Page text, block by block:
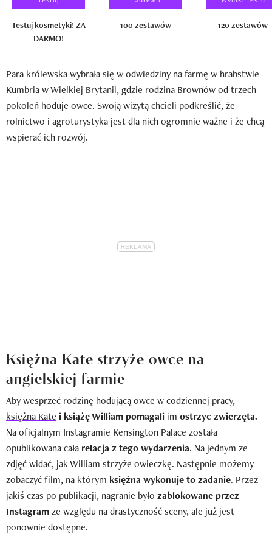
Testuj kosmetyki! ZA
DARMO!
100 zestawów 120 zestawów
Para królewska wybrała się w odwiedziny na farmę w hrabstwie
Kumbria w Wielkiej Brytanii, gdzie rodzina Brownów od trzech
pokoleń hoduje owce. Swoją wizytą chcieli podkreślić, że
rolnictwo i agroturystyka jest dla nich ogromnie ważne i że chcą
wspierać ich rozwój.
Księżna Kate strzyże owce na
angielskiej farmie
Aby wesprzeć rodzinę hodującą owce w codziennej pracy,
księżna Kate i książę William pomagali im ostrzyc zwierzęta.
Na oficjalnym Instagramie Kensington Palace została
opublikowana cała relacja z tego wydarzenia. Na jednym ze
zdjęć widać, jak William strzyże owieczkę. Następnie możemy
zobaczyć film, na którym księżna wykonuje to zadanie. Przez
jakiś czas po publikacji, nagranie było zablokowane przez
Instagramze względu na drastyczność sceny, ale już jest
ponownie dostępne.